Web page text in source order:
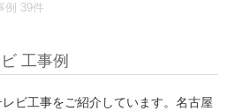
例 39件
工事例
ビ工事をご紹介しています。名古屋